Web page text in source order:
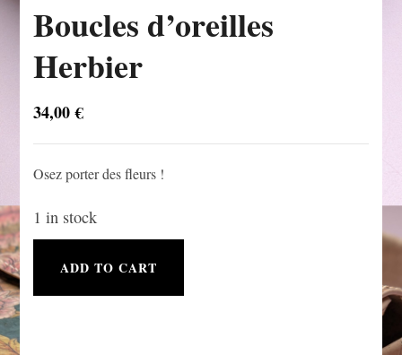
Boucles d’oreilles
Herbier
34,00€
Osez porter des fleurs !
1 in stock
ADD TO CART